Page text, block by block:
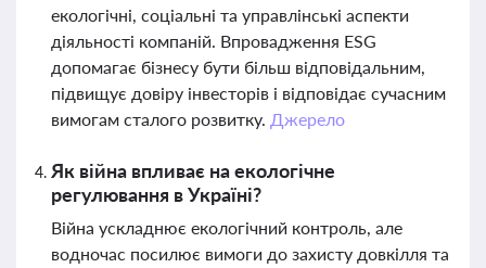
екологічні, соціальні та управлінські аспекти
діяльності компаній. Впровадження ESG
допомагає бізнесу бути більш відповідальним,
підвищує довіру інвесторів і відповідає сучасним
вимогам сталого розвитку. Джерело
Як війна впливає на екологічне
регулювання в Україні?
Війна ускладнює екологічний контроль, але
водночас посилює вимоги до захисту довкілля та